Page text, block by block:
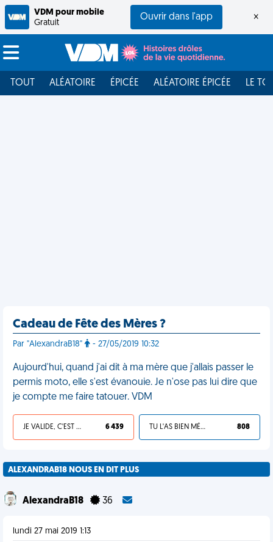
VDM pour mobile
Gratuit
Ouvrir dans l'app ×
TOUT ALÉATOIRE ÉPICÉE ALÉATOIRE ÉPICÉE LE
Cadeau de Fête des Mères ?
Par "AlexandraB18" - 27/05/2019 10:32
Aujourd'hui, quand j'ai dit à ma mère que j'allais passer le
permis moto, elle s'est évanouie. Je n'ose pas lui dire que
je compte me faire tatouer. VDM
JE VALIDE, C'EST UNE VDM 6 439 TU L'AS BIEN MÉRITÉ 808
ALEXANDRAB18 NOUS EN DIT PLUS
AlexandraB18 36
lundi 27 mai 2019 1:13